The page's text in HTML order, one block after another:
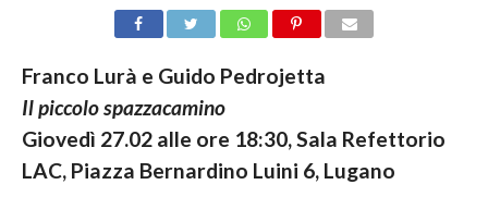
Franco Lurà e Guido Pedrojetta
Il piccolo spazzacamino
Giovedì 27.02 alle ore 18:30, Sala Refettorio
LAC, Piazza Bernardino Luini 6, Lugano